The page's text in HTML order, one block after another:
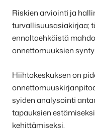
Riskien arviointi ja
turvallisuusasiakirjaa;
ennaltaehkäistä
onnettomuuksien
Hiihtokeskuksen on
syiden analysointi
tapauksien
kehittämiseksi.